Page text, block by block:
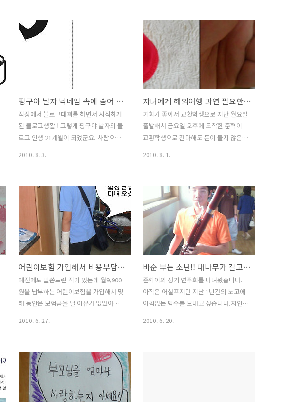
어요. 복용하고 얼마되지 않아 치료가 되
었답니다. 볼거리(유행성 이하선염) 볼거
리(유행성 이하선염)는 볼거리 바이러스
에 의한 감염으로 발생하는 급성 유행성
전염병입니다. 타액선이 비대해지고 동통
이 발생하는 증상을 보입니다. 예방 접종
으로 발생 빈도가 급격히 감소하였으며
늦겨울이나 봄에 잘 발생합니다. 반복되
는 질병으로 당황스럽고 그리고는 또 오
른쪽 볼이 아프다고 하면서 볼리 붓는거
예요. 통상 예방접종을 받았기 때문에 지
넘어 갔는데 재차 ..
예를 들면 볼링에서 서로 실력차이가 많
이 나면 실력이 우수한 선수에게 점수에
서 몇 점을 감하는 걸 핸디갭이라고 합니
다. 반대로 성적이 낮은 사람에서 룰에 의
한 핸디캡 점수를 가산하기도 한답니다.
더 쉽게 말하면 철수의 메버리지가 190점
이고 영희의 에버리지거 160점이라면 24
점을 B에게 가산해주고 만약 민수의 에버
리지가 140점이라면 40점의 가산점을 주
게 됩니다. 핑구야 날자의 징크스는 아내
의 말입니다. 개미잡이새(Wryneck) A
핑구야 날자 닉네임 속에 숨어 있는 아버지의 마음
직장에서 블로그대회를 하면서 시작하게
된 블로그생활!! 그렇게 핑구야 날자의 블
로그 인생 21개월이 되었군요. 사람으로
참여, 공유, 협업, 개방이라는 강의를 통
해 블로그 개설 바람이 불면서 만든 블로
그, 가장 먼저 만든 것은 물론 계정이지만
닉네임을 뭘로 만들어야 하나 고민이었
죠. 예전에 네이버 카페를 운영하면서 사
용하던 닉네임을 사용할까? 해외 연예인
이름으로 할까 쉽게 결정을 못하니 더욱
결정을 못하겠더라구요. 그러다가 겨울을
준비하라 아내와 함께 옷장을 정리하게
되었는데..... 핑구 by Jinho.Jung 서랍
장에서 아이들이 어릴때 즐겨 본 애니메
2010. 8. 3.
자녀에게 해외여행 과연 필요한가? 교환학생으로 중국여행 다녀온 아들은 무엇을 배웠는가?
기회가 좋아서 교환학생으로 지난 월요일
출발해서 금요일 오후에 도착한 준혁이
교환학생으로 간다해도 돈이 들지 않은
이 아니었습니다. 월급쟁이 생활 뻔하지
않습니까? 같은 아들이라도 두 아이를 키
우면서도 막내에게는 많은 기회가 주어지
는 반면 준혁이에게는 이상하게 기회가
되지 않아 뭐라고 할까요. 운이 없다고 해
야하나...넉넉하지 않아도 운이 따라 학원
도 어찌하다보니 저렴하게 내지는 무료로
다니는 기회가 생기는가하면 그런 기회가
와도 큰놈에게는 연이 닿지 않았어요. 이
런게 우리 내외에게 늘 마음에 걸려 이번
에 교환학생으로 선발되는 운이 따라 긴
행이 아니라 ..
2010. 8. 1.
어린이보험 가입해서 비용부담은 없지만 다치고 나면 마음은 아프다.
예전에도 말씀드린 적이 있는데 월9,900
원을 납부하는 어린이보험을 가입해서 몇
해 동안은 보험금을 탈 이유가 없었어요.
잘날이.. 금요일 퇴근을 하고 나서 집에 와
보니 막내놈이 반깁스를 하고 있는 겁니
다. ㅉㅉ 주말동안 컵스카우트에서 수상
훈련이 있었는데 말이죠. 다행히 인대가
늘어난 정도라고 해서 덜 걱정은 되었지
2010. 6. 27.
바순 부는 소년!! 대나무가 길고 곧게 자라는 것은 마디가 있기 때문이다.
준혁이의 정기 연주회를 다녀왔습니다.
아직은 어설프지만 지난 1년간의 노고에
아낌없는 박수를 보내고 싶습니다.지인의
2010. 6. 20.